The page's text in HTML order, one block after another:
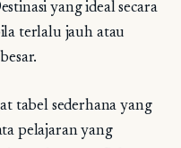
yang ideal secara
terlalu jauh atau
tabel sederhana yang
pelajaran yang